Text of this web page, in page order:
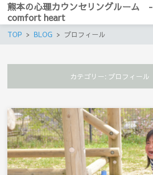
熊本の心理カウンセリングルーム -
comfort heart
TOP BLOG プロフィール
カテゴリー: プロフィール